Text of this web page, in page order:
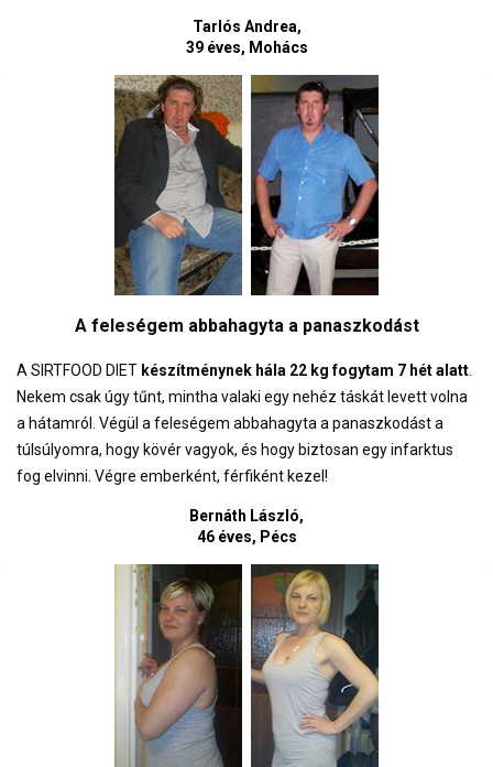
Tarlós Andrea,
39 éves, Mohács
A feleségem abbahagyta a panaszkodást
A SIRTFOOD DIET készítménynek hála 22 kg fogytam 7 hét alatt
Nekem csak úgy tűnt, mintha valaki egy nehéz táskát levett volna
a hátamról. Végül a feleségem abbahagyta a panaszkodást a
túlsúlyomra, hogy kövér vagyok, és hogy biztosan egy infarktus
fog elvinni. Végre emberként, férfiként kezel!
Bernáth László,
46 éves, Pécs